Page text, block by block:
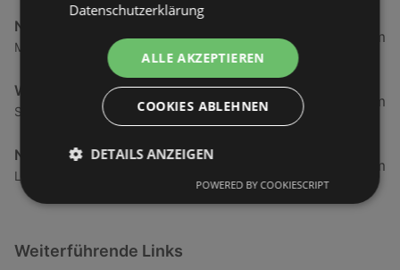
NKD
Maria-Theresien-Straße 9, 6890 Lustenau
6,62 km
Woolworth
Staldenstraße 1, 6890 Lustenau
6,71 km
NKD
Landstraße 18, 6971 Hard
7,19 km
Weiterführende Links
Datenschutzerklärung
ALLE AKZEPTIEREN
COOKIES ABLEHNEN
DETAILS ANZEIGEN
POWERED BY COOKIESCRIPT